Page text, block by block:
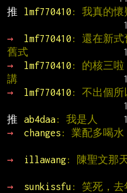
推
lmf770410 : 我真的懷
→
lmf770410 : 還在新式
舊式
→
lmf770410 : 的核三啦
講
→
lmf770410 : 不出個所
推
ab4daa: 我是人
→
changes : 業配多喝水
→
illawang: 陳聖文那
→
sunkissfu : 笑死，去